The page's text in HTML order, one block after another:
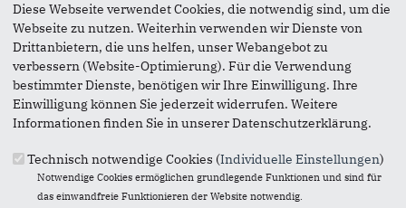
legte am vergangenen Freitag sein Ratsmandat nieder. Für ihn hat
heute...
mehr lesen
Asylsuchende: Wir sind für die
Bezahlkarte
06.02.2025
Die CDU-Ratsfraktion, Oberbürgermeister Dr. Stephan Keller
und die Stadtverwaltung wollen auch in Düsseldorf die
Diese Webseite verwendet Cookies, die notwendig sind, um die
Webseite zu nutzen. Weiterhin verwenden wir Dienste von
Drittanbietern, die uns helfen, unser Webangebot zu
verbessern (Website-Optimierung). Für die Verwendung
bestimmter Dienste, benötigen wir Ihre Einwilligung. Ihre
Einwilligung können Sie jederzeit widerrufen. Weitere
Informationen finden Sie in unserer Datenschutzerklärung.
Technisch notwendige Cookies (Individuelle Einstellungen)
Notwendige Cookies ermöglichen grundlegende Funktionen und sind für
das einwandfreie Funktionieren der Website notwendig.